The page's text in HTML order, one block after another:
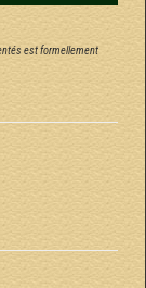
est formellement